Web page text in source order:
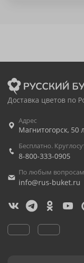
Доставка цветов по
Адрес
Магнитогорск, 50
Бесплатно.
8-800-333-0905
По любым вопросам
info@rus-buket.ru